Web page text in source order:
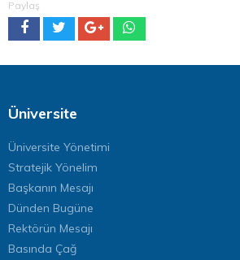
Paylaş
Üniversite
Üniversite Yönetimi
Stratejik Yönelim
Başkanın Mesajı
Dünden Bugüne
Rektörün Mesajı
Basında Çağ